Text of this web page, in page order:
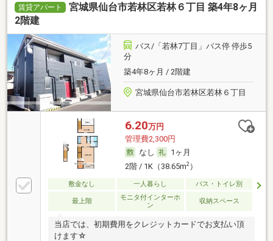
賃貸アパート
宮城県仙台市若林区若林６丁目 築4年8ヶ月
2階建
バス/「若林7丁目」バス停 停歩5
分
築4年8ヶ月 / 2階建
宮城県仙台市若林区若林６丁目
6.20万円
管理費2,300円
なし
1ヶ月
2階 / 1K（38.65m2）
敷金なし 一人暮らし バス・トイレ別
最上階
モニタ付インターホ
ン
収納スペース
当店では、初期費用をクレジットカードでお支払い頂
けます☆